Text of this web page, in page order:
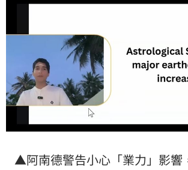
▲阿南德警告小心「業力」影響